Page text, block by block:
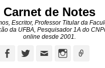
Carnet de Notes
Escritor, Professor Titular da
da UFBA, Pesquisador 1A do
online desde 2001.
FacebookTwitterEmail Instagram